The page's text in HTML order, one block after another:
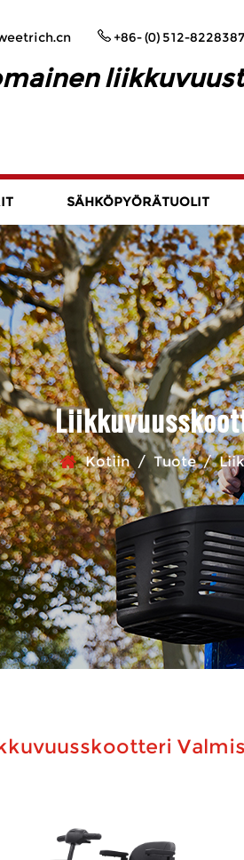
+86- (0) 512-
SÄHKÖPYÖRÄTUOLIT
Kotiin / Tuote /